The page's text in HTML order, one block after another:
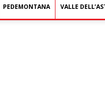
PEDEMONTANA VALLE